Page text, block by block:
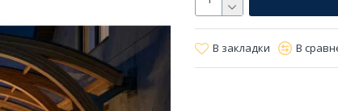
В закладки В